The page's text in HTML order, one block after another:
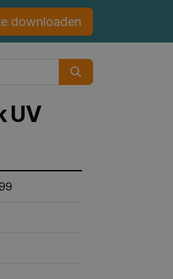
downloaden
UV